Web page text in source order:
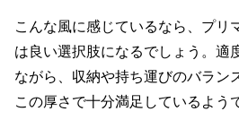
こんな風に感じているなら、プリ
は良い選択肢になるでしょう。適
ながら、収納や持ち運びのバラン
この厚さで十分満足しているよう